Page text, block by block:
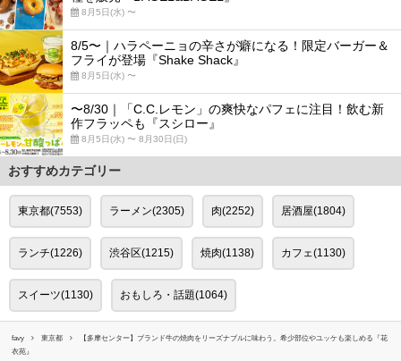
8月5日(水) 〜
8/5〜｜ハラペーニョの辛さが癖になる！限定バーガー＆
フライが登場『Shake Shack』
8月5日(水) 〜
〜8/30｜「C.C.レモン」の爽快なパフェに注目！飲む新
作フラッペも『スシロー』
8月5日(水) 〜 8月30日(日)
おすすめカテゴリー
東京都(7553) ラーメン(2305) 肉(2252) 居酒屋(1804)
ランチ(1226) 渋谷区(1215) 焼肉(1138) カフェ(1130)
スイーツ(1130) おもしろ・話題(1064)
favy 東京都
【多摩センター】ブランド牛の焼肉をリーズナブルに味わう。希少部位やユッケも楽しめる『花
衣苑』